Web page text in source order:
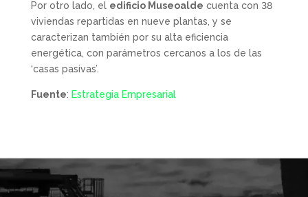
Por otro lado, el edificio Museoalde cuenta con 38
viviendas repartidas en nueve plantas, y se
caracterizan también por su alta eficiencia
energética, con parámetros cercanos a los de las
‘casas pasivas’.
Fuente: Estrategia Empresarial